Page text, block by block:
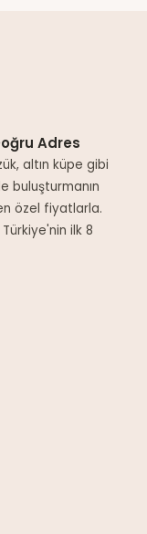
Adres
altın küpe gibi
buluşturmanın
özel fiyatlarla.
ilk 8